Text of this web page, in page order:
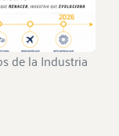
de la Industria